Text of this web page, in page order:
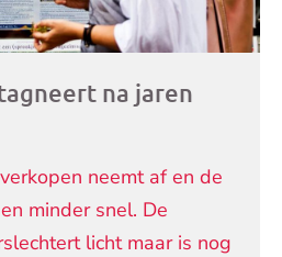
na jaren
neemt af en de
minder snel. De
licht maar is nog